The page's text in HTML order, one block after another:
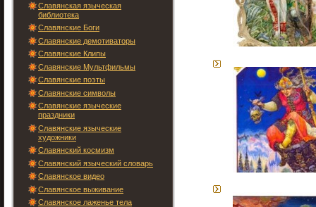
Славянская языческая
библиотека
Славянские Боги
Славянские демотиваторы
Славянские Клипы
Славянские Мультфильмы
Славянские поэты
Славянские символы
Славянские языческие
праздники
Славянские языческие
художники
Славянский космизм
Славянский языческий словарь
Славянское видео
Славянское выживание
Славянское лаженье тела